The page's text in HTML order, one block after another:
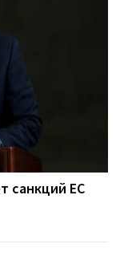
санкций ЕС